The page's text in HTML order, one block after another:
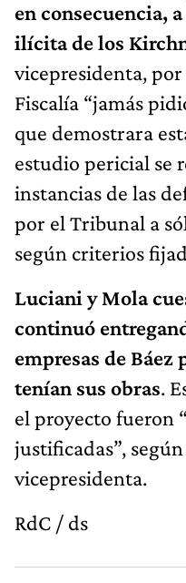
en consecuencia,
ilícita de los
vicepresidenta,
Fiscalía “jamás
que demostrara
estudio pericial se
instancias de las
por el Tribunal a
según criterios
Luciani y Mola
continuó
empresas de Báez
tenían sus obras.
el proyecto fueron
justificadas”,
vicepresidenta.
RdC / ds